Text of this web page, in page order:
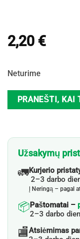
2,20 €
Neturime
PRANEŠTI, KAI
Užsakymų
🚛Kurjerio
2–3 darbo
Į Neringą – pagal
📦Paštomatai –
2–3 darbo
🏬Atsiėmimas